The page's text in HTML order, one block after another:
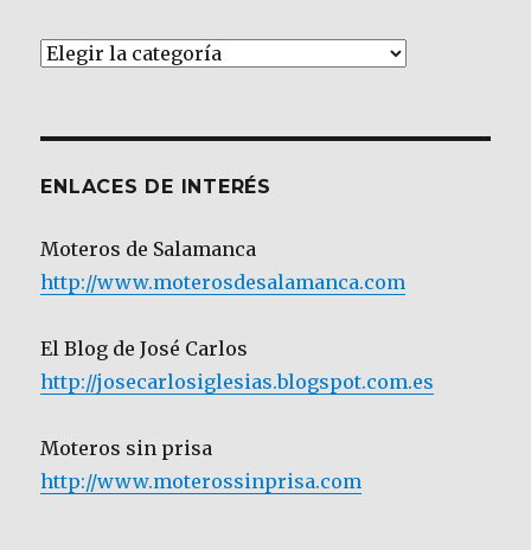
Artículos
ENLACES DE INTERÉS
Moteros de Salamanca
http://www.moterosdesalamanca.com
El Blog de José Carlos
http://josecarlosiglesias.blogspot.com.es
Moteros sin prisa
http://www.moterossinprisa.com